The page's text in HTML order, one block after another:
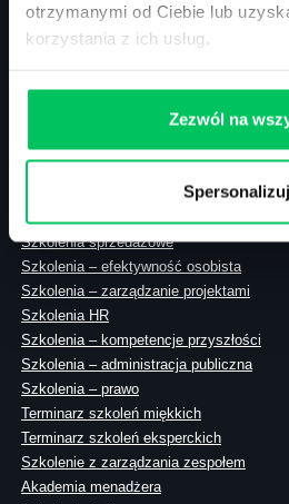
otrzymanymi od Ciebie lub
korzystania z ich usług.
Zezwól na
Spersonalizuj
00-394 Warszawa
Szkolenia menedżerskie
Szkolenia sprzedażowe
Szkolenia – efektywność osobista
Szkolenia – zarządzanie projektami
Szkolenia HR
Szkolenia – kompetencje przyszłości
Szkolenia – administracja publiczna
Szkolenia – prawo
Terminarz szkoleń miękkich
Terminarz szkoleń eksperckich
Szkolenie z zarządzania zespołem
Akademia menadżera